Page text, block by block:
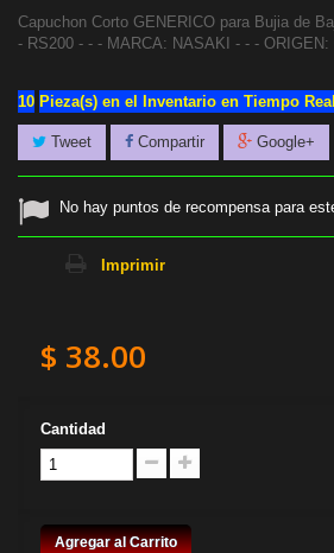
Capuchon Corto GENERICO para Bujia de
- RS200 - - - MARCA: NASAKI - - - ORIGEN:
10 Pieza(s) en el Inventario en Tiempo Real
Tweet Compartir Google+
No hay puntos de recompensa para
Imprimir
$ 38.00
Cantidad
Agregar al Carrito